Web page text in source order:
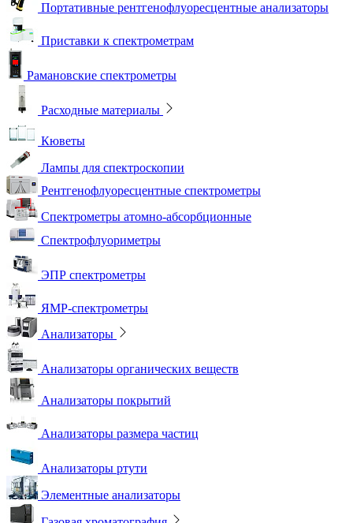
Портативные рентгенофлуоресцентные анализаторы
Приставки к спектрометрам
Рамановские спектрометры
Расходные материалы
Кюветы
Лампы для спектроскопии
Рентгенофлуоресцентные спектрометры
Спектрометры атомно-абсорбционные
Спектрофлуориметры
ЭПР спектрометры
ЯМР-спектрометры
Анализаторы
Анализаторы органических веществ
Анализаторы покрытий
Анализаторы размера частиц
Анализаторы ртути
Элементные анализаторы